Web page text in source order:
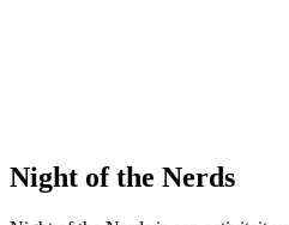
Night of the Nerds